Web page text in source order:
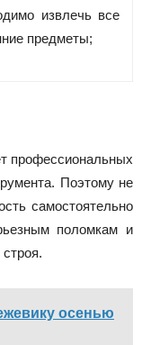
извлечь все
предметы;
профессиональных
Поэтому не
самостоятельно
поломкам и
осенью